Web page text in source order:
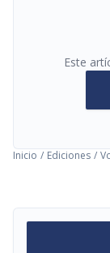
Este
Inicio / Ediciones /